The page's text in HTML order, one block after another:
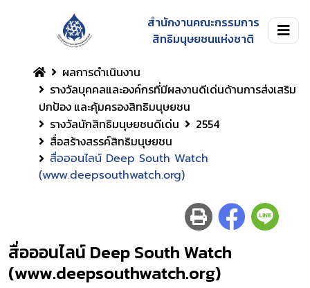
สำนักงานคณะกรรมการ
สิทธิมนุษยชนแห่งชาติ
ผลการดำเนินงาน
รางวัลบุคคลและองค์กรที่มีผลงานดีเด่นด้านการส่งเสริม
ปกป้อง และคุ้มครองสิทธิมนุษยชน
รางวัลนักสิทธิมนุษยชนดีเด่น
2554
สื่อสร้างสรรค์สิทธิมนุษยชน
สื่อออนไลน์ Deep South Watch
(www.deepsouthwatch.org)
สื่อออนไลน์ Deep South Watch
(www.deepsouthwatch.org)